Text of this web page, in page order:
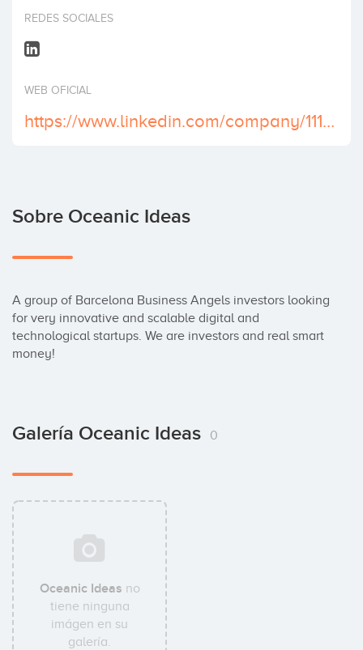
Invertir
REDES SOCIALES
WEB OFICIAL
https://www.linkedin.com/company/11115694/
Sobre Oceanic Ideas
A group of Barcelona Business Angels investors looking
for very innovative and scalable digital and
technological startups. We are investors and real smart
money!
Galería Oceanic Ideas 0
Oceanic Ideas no
tiene ninguna
imágen en su
galería.